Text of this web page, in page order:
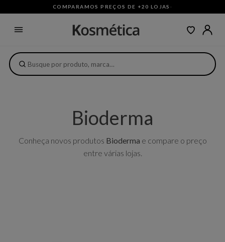
COMPARAMOS PREÇOS DE +20 LOJAS ·
Bioderma
Conheça novos produtos Bioderma e compare o preço
entre várias lojas.